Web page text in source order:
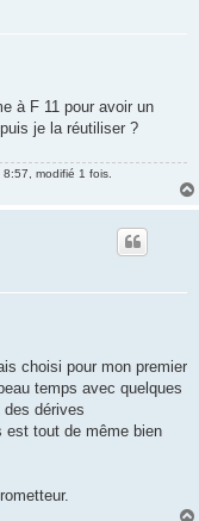
à F 11 pour avoir un
je la réutiliser ?
modifié 1 fois.
choisi pour mon premier
temps avec quelques
dérives
est tout de même bien